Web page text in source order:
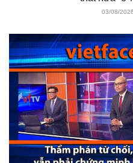
03/08/2026